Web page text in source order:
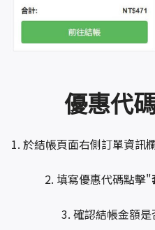
優惠代
1. 於結帳頁面右側訂單資訊
2. 填寫優惠代碼點擊"
3. 確認結帳金額